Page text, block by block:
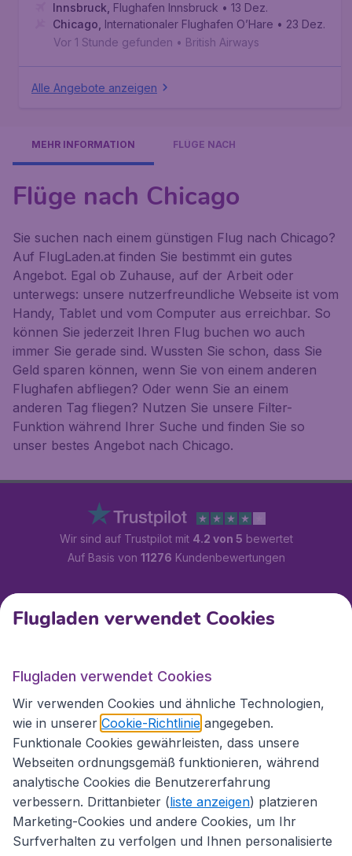
Innsbruck Flughafen Innsbruck • 13 Dez.
Chicago Internationaler Flughafen O’Hare • 23 Dez.
Vor 1 Stunde gefunden • British Airways
Alle Angebote anzeigen
MEHR INFORMATION FLÜGE NACH
Flüge nach Chicago
Sie suchen nach einem günstigen Flug nach Chicago?
Auf FlugLaden.at finden Sie bestimmt ein gutes
Angebot. Egal ob Zuhause, auf der Arbeit oder
unterwegs: unsere nutzerfreundliche Webseite ist vom
Handy, Tablet und vom Computer aus erreichbar. So
können Sie jederzeit Ihren Flug buchen wo auch
immer Sie gerade sind. Wussten Sie schon, dass Sie
Geld sparen können, wenn Sie von einem anderen
Flughafen abfliegen? Oder wenn Sie an einem
anderen Tag fliegen? Nutzen Sie unsere Filter-
Funktion während Ihrer Suche und finden Sie so
unser bestes Angebot nach Chicago.
Wir sind auf Trustpilot mit 4.2 von 5 bewertet
Auf Basis von 11276 Kundenbewertungen
Kundenservice
Flugladen.at
Internationale Webseiten
Flugladen verwendet Cookies
Flugladen verwendet Cookies
Wir verwenden Cookies und ähnliche Technologien,
wie in unserer Cookie-Richtlinie angegeben.
Funktionale Cookies gewährleisten, dass unsere
Webseiten ordnungsgemäß funktionieren, während
analytische Cookies die Benutzererfahrung
verbessern. Drittanbieter (liste anzeigen) platzieren
Marketing-Cookies und andere Cookies, um Ihr
Surfverhalten zu verfolgen und Ihnen personalisierte